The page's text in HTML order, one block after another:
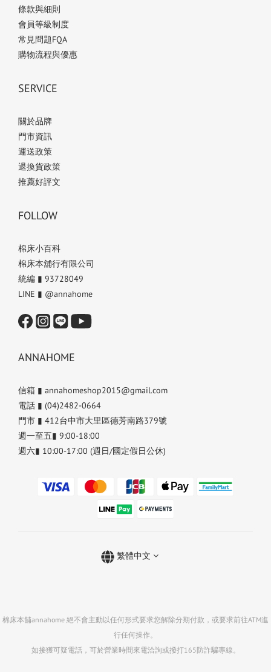
條款與細則
會員等級制度
常見問題FQA
購物流程與優惠
SERVICE
關於品牌
門市資訊
運送政策
退換貨政策
推薦好評文
FOLLOW
棉床小百科
棉床本舖行有限公司
統編 ▮ 93728049
LINE ▮ @annahome
ANNAHOME
信箱 ▮ annahomeshop2015@gmail.com
電話 ▮ (04)2482-0664
門市 ▮ 412台中市大里區德芳南路379號
週一至五▮ 9:00-18:00
週六▮ 10:00-17:00 (週日/國定假日公休)
繁體中文
棉床本舖annahome 絕不會主動以任何形式要求您解除分期付款，或要求前往ATM進
行任何操作。
如接獲可疑電話，可於營業時間來電洽詢或撥打165防詐騙專線。